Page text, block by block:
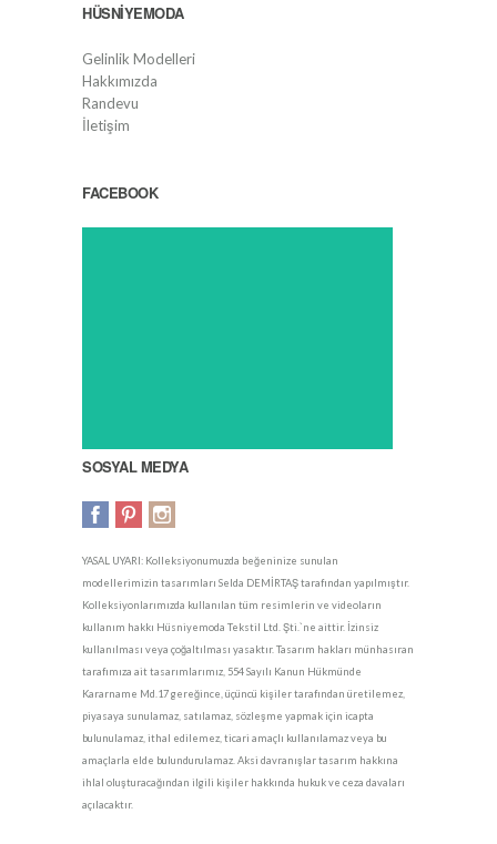
HÜSNIYEMODA
Gelinlik Modelleri
Hakkımızda
Randevu
İletişim
FACEBOOK
SOSYAL MEDYA
YASAL UYARI: Kolleksiyonumuzda beğeninize sunulan
modellerimizin tasarımları Selda DEMİRTAŞ tarafından yapılmıştır.
Kolleksiyonlarımızda kullanılan tüm resimlerin ve videoların
kullanım hakkı Hüsniyemoda Tekstil Ltd. Şti.`ne aittir. İzinsiz
kullanılması veya çoğaltılması yasaktır. Tasarım hakları münhasıran
tarafımıza ait tasarımlarımız, 554 Sayılı Kanun Hükmünde
Kararname Md.17 gereğince, üçüncü kişiler tarafından üretilemez,
piyasaya sunulamaz, satılamaz, sözleşme yapmak için icapta
bulunulamaz, ithal edilemez, ticari amaçlı kullanılamaz veya bu
amaçlarla elde bulundurulamaz. Aksi davranışlar tasarım hakkına
ihlal oluşturacağından ilgili kişiler hakkında hukuk ve ceza davaları
açılacaktır.